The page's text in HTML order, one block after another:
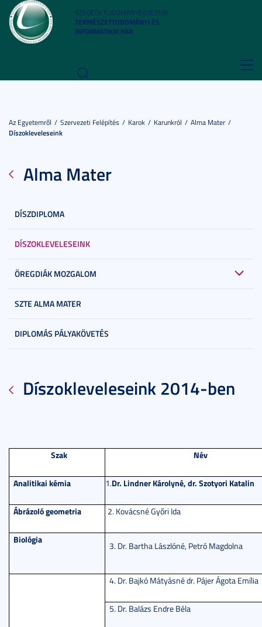
SZEGEDI TUDOMÁNYEGYETEM
TERMÉSZETTUDOMÁNYI ÉS
INFORMATIKAI KAR
Az Egyetemről Szervezeti Felépítés Karok Karunkról
Alma Mater
Díszokleveleseink
Alma Mater
DÍSZDIPLOMA
DÍSZOKLEVELESEINK
ÖREGDIÁK MOZGALOM
SZTE ALMA MATER
DIPLOMÁS PÁLYAKÖVETÉS
Díszokleveleseink 2014-ben
Szak Név
Analitikai kémia 1.Dr. Lindner Károlyné, dr. Szotyori Katalin
Ábrázoló geometria 2. Kovácsné Győri Ida
Biológia
3. Dr. Bartha Lászlóné, Petró Magdolna
4. Dr. Bajkó Mátyásné dr. Pájer Ágota Emília
5. Dr. Balázs Endre Béla